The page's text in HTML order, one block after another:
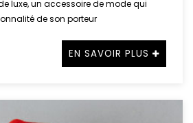
luxe, un accessoire de mode qui
de son porteur
EN SAVOIR PLUS